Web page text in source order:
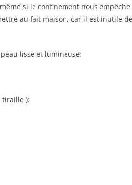
si le confinement nous empêche
au fait maison, car il est inutile
lisse et lumineuse:
tiraille ):